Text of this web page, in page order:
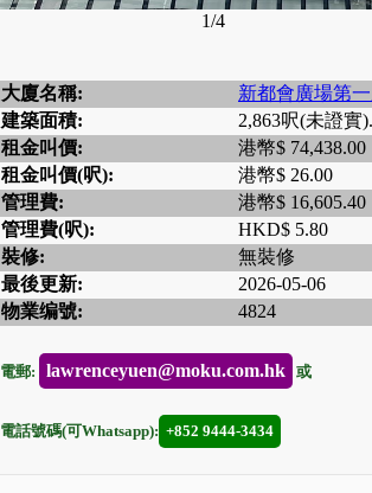
1/4
大廈名稱:
新都會廣場第
建築面積:
2,863呎(未證實).
租金叫價:
港幣$ 74,438.00
租金叫價(呎):
港幣$ 26.00
管理費:
港幣$ 16,605.40
管理費(呎):
HKD$ 5.80
裝修:
無裝修
最後更新:
2026-05-06
物業编號:
4824
電郵: lawrenceyuen@moku.com.hk 或
電話號碼(可Whatsapp): +852 9444-3434